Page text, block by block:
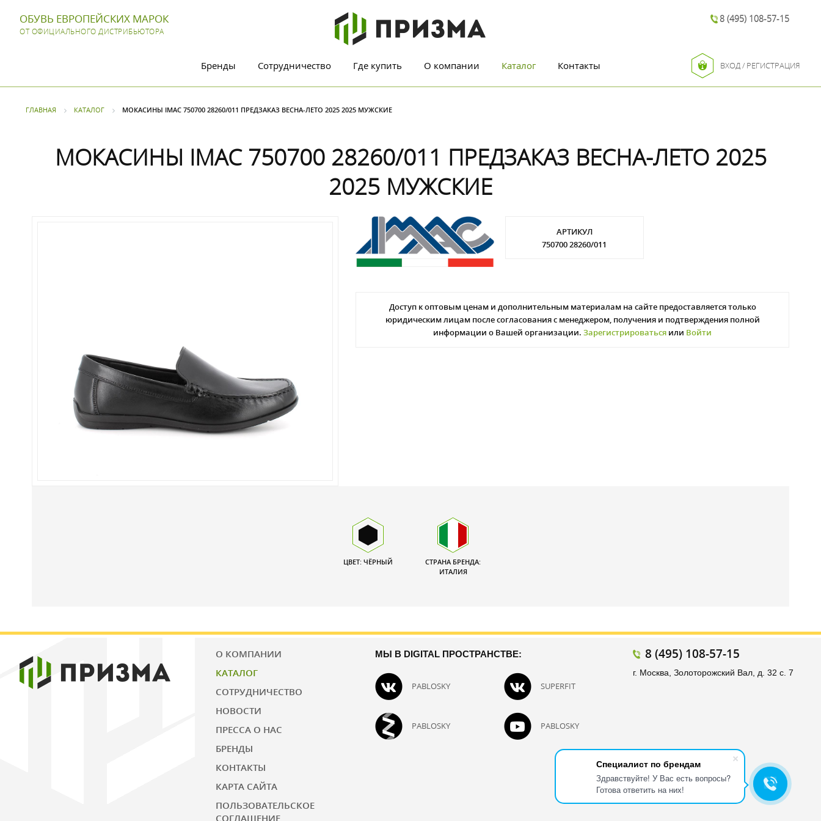
Специалист по брендам
Здравствуйте! У Вас есть вопросы?
Готова ответить на них!
ОБУВЬ ЕВРОПЕЙСКИХ МАРОК
ОТ ОФИЦИАЛЬНОГО ДИСТРИБЬЮТОРА
8 (495) 108-57-15
Бренды Сотрудничество Где купить О компании Каталог Контакты ВХОД / РЕГИСТРАЦИЯ
ГЛАВНАЯ КАТАЛОГ МОКАСИНЫ IMAC 750700 28260/011 ПРЕДЗАКАЗ ВЕСНА-ЛЕТО 2025 2025 МУЖСКИЕ
МОКАСИНЫ IMAC 750700 28260/011 ПРЕДЗАКАЗ ВЕСНА-ЛЕТО 2025
2025 МУЖСКИЕ
АРТИКУЛ
750700 28260/011
Доступ к оптовым ценам и дополнительным материалам на сайте предоставляется только
юридическим лицам после согласования с менеджером, получения и подтверждения полной
информации о Вашей организации. Зарегистрироваться или Войти
ЦВЕТ: ЧЁРНЫЙ
СТРАНА БРЕНДА:
ИТАЛИЯ
О КОМПАНИИ
КАТАЛОГ
СОТРУДНИЧЕСТВО
НОВОСТИ
ПРЕССА О НАС
БРЕНДЫ
КОНТАКТЫ
КАРТА САЙТА
ПОЛЬЗОВАТЕЛЬСКОЕ
СОГЛАШЕНИЕ
МЫ В DIGITAL ПРОСТРАНСТВЕ:
PABLOSKY SUPERFIT
PABLOSKY PABLOSKY
8 (495) 108-57-15
г. Москва, Золоторожский Вал, д. 32 с. 7